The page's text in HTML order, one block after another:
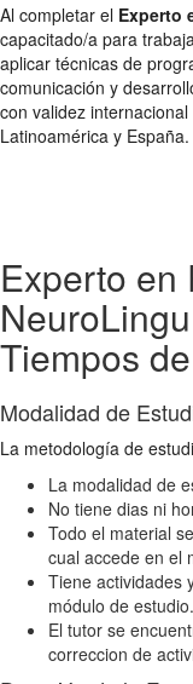
Al completar el Experto
capacitado/a para
aplicar técnicas de
comunicación y
con validez
Latinoamérica y España.
Experto en
Tiempos
Modalidad de
La metodología de
La modalidad de
No tiene dias ni
Todo el material
cual accede en el
Tiene actividades
módulo de estudio.
El tutor se
correccion de